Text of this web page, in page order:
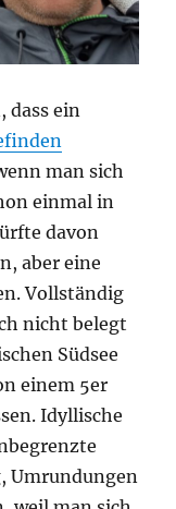
dass ein
man sich
einmal in
davon
aber eine
Vollständig
nicht belegt
Südsee
einem 5er
Idyllische
Umrundungen